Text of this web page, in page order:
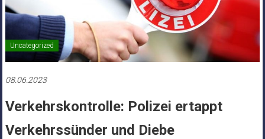
Uncategorized
08.06.2023
Verkehrskontrolle: Polizei ertappt
Verkehrssünder und Diebe